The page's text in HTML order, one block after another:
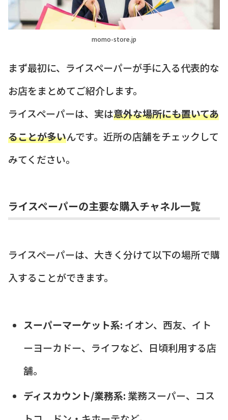
momo-store.jp
まず最初に、ライスペーパーが手に入る代表的な
お店をまとめてご紹介します。
ライスペーパーは、実は意外な場所にも置いてあ
ることが多いんです。近所の店舗をチェックして
みてください。
ライスペーパーの主要な購入チャネル一覧
ライスペーパーは、大きく分けて以下の場所で購
入することができます。
スーパーマーケット系: イオン、西友、イト
ーヨーカドー、ライフなど、日頃利用する店
舗。
ディスカウント/業務系: 業務スーパー、コス